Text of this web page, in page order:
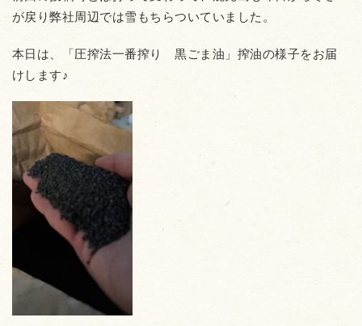
が戻り弊社周辺では雪もちらついていました。
本日は、「圧搾法一番搾り 黒ごま油」搾油の様子をお届
けします♪